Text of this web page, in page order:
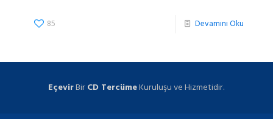
85 Devamını Oku
EçevirBirCD TercümeKuruluşu ve Hizmetidir.